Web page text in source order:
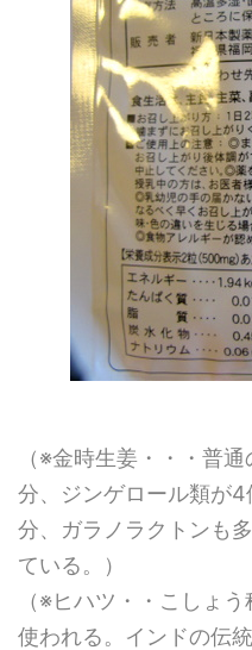
（※金時生姜・・・普
分、ジンゲロール類が
分、ガラノラクトンも
ている。）
（※ヒハツ・・こしょ
使われる。インドの伝